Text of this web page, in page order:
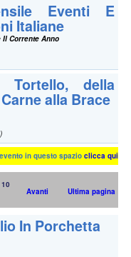
Eventi E
Italiane
Il Corrente Anno
della
alla Brace
in questo spazioclicca qui
Avanti Ultima pagina
In Porchetta